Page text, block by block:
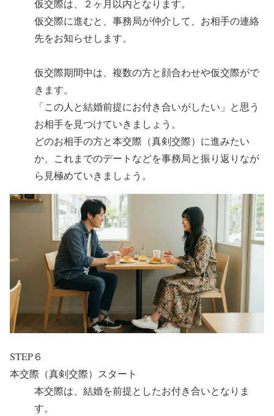
仮交際は、２ヶ月以内となります。
仮交際に進むと、事務局が仲介して、お相手の連絡
先をお知らせします。
仮交際期間中は、複数の方と顔合わせや仮交際がで
きます。
「この人と結婚前提にお付き合いがしたい」と思う
お相手を見つけていきましょう。
どのお相手の方と本交際（真剣交際）に進みたい
か、これまでのデートなどを事務局と振り返りなが
ら見極めていきましょう。
STEP６
本交際（真剣交際）スタート
本交際は、結婚を前提としたお付き合いとなりま
す。